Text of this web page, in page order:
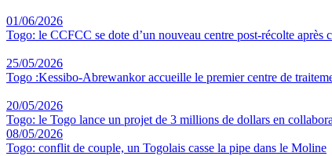
01/06/2026
Togo: le CCFCC se dote d’un nouveau centre post-récolte après
25/05/2026
Togo :Kessibo-Abrewankor accueille le premier centre de
20/05/2026
Togo: le Togo lance un projet de 3 millions de dollars en
08/05/2026
Togo: conflit de couple, un Togolais casse la pipe dans le Moline